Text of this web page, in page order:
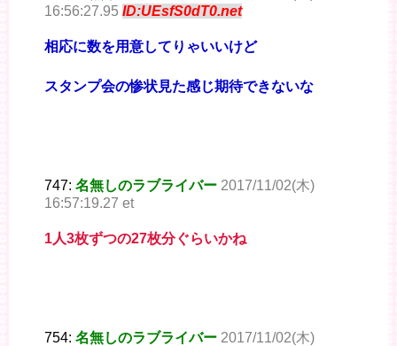
16:56:27.95 ID:UEsfS0dT0.net
相応に数を用意してりゃいいけど
スタンプ会の惨状見た感じ期待できないな
747: 名無しのラブライバー 2017/11/02(木)
16:57:19.27 et
1人3枚ずつの27枚分ぐらいかね
754: 名無しのラブライバー 2017/11/02(木)